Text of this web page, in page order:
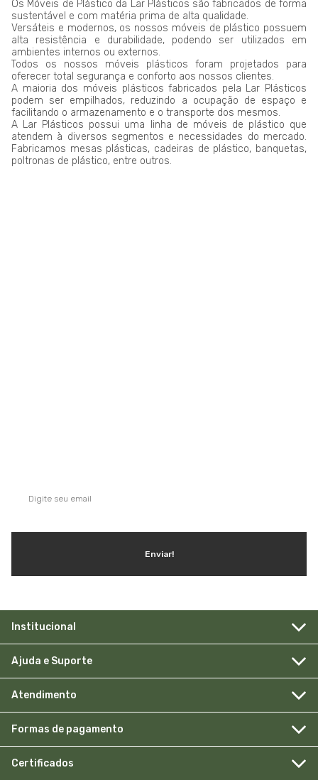
Os Móveis de Plástico da Lar Plásticos são fabricados de forma
sustentável e com matéria prima de alta qualidade.
Versáteis e modernos, os nossos móveis de plástico possuem
alta resistência e durabilidade, podendo ser utilizados em
ambientes internos ou externos.
Todos os nossos móveis plásticos foram projetados para
oferecer total segurança e conforto aos nossos clientes.
A maioria dos móveis plásticos fabricados pela Lar Plásticos
podem ser empilhados, reduzindo a ocupação de espaço e
facilitando o armazenamento e o transporte dos mesmos.
A Lar Plásticos possui uma linha de móveis de plástico que
atendem à diversos segmentos e necessidades do mercado.
Fabricamos mesas plásticas, cadeiras de plástico, banquetas,
poltronas de plástico, entre outros.
Enviar!
Institucional
Ajuda e Suporte
Atendimento
Formas de pagamento
Certificados